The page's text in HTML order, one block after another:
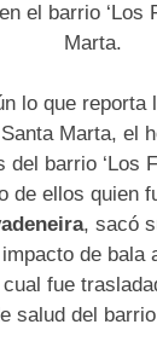
el barrio ‘Los
Marta.
lo que reporta
Marta, el
barrio ‘Los
de ellos quien
, sacó
impacto de bala
fue
salud del barrio